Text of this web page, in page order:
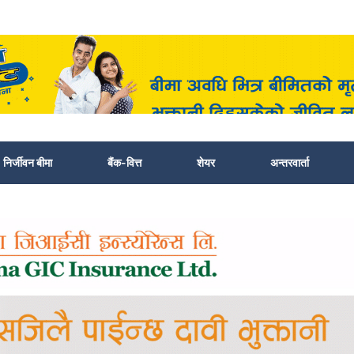
निर्जीवन बीमा बैंक-वित्त शेयर अन्तरवार्ता